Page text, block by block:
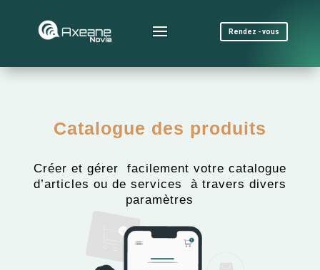
Rendez - vous
Catalogue des produits
Créer et gérer facilement votre catalogue
d’articles ou de services à travers divers
paramètres